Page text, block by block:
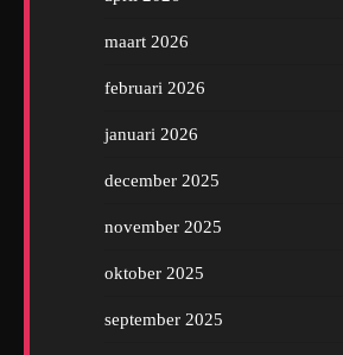
maart 2026
februari 2026
januari 2026
december 2025
november 2025
oktober 2025
september 2025